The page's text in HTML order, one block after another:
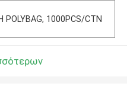
POLYBAG, 1000PCS/CTN